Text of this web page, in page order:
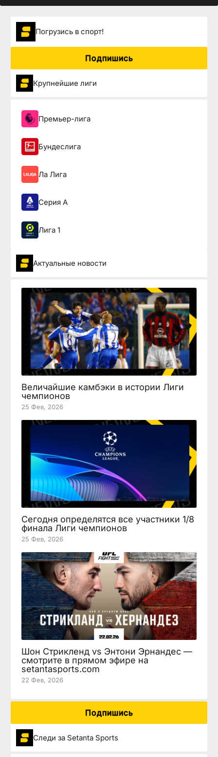
Погрузиcь в спорт!
Подпишись
Крупнейшие лиги
Премьер-лига
Бундеслига
Ла Лига
Серия А
Лига 1
Актуальные новости
Величайшие камбэки в истории Лиги
чемпионов
25 Фев, 2026
Сегодня определятся все участники 1/8
финала Лиги чемпионов
25 Фев, 2026
Шон Стрикленд vs Энтони Эрнандес —
смотрите в прямом эфире на
setantasports.com
22 Фев, 2026
Подпишись
Следи за Setanta Sports